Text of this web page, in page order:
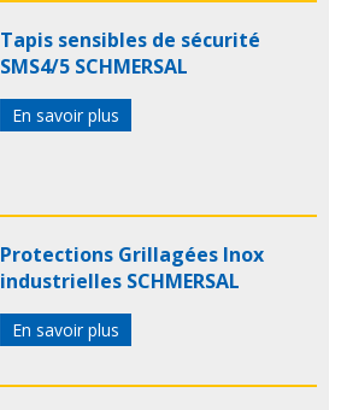
Tapis sensibles de sécurité
SMS4/5 SCHMERSAL
En savoir plus
Protections Grillagées Inox
industrielles SCHMERSAL
En savoir plus